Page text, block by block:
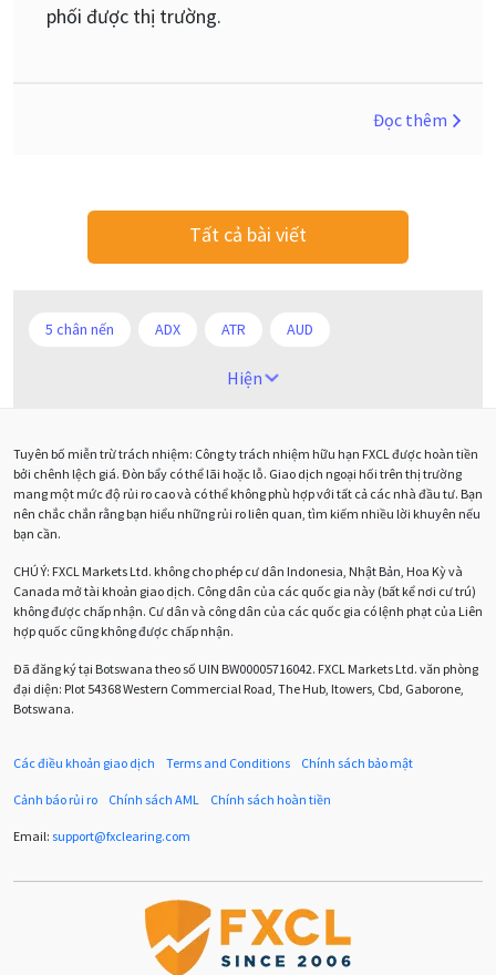
phối được thị trường.
Đọc thêm
Tất cả bài viết
5 chân nến ADX ATR AUD
Android
Bảng Anh Bảng lương phi nông nghiệp CAD
CHF COVI-19 COVID-19 CPI Charles Dow
Chuyên gia cố vấn Chuyên gia tư vấn
Con số xu hướng Các mức Fibonacci Cắt lỗ
Dừng lại Dừng lỗ
EUR / AUD EUR / USD
EURJPY EURUSD Euro
Hiện
Tuyên bố miễn trừ trách nhiệm: Công ty trách nhiệm hữu hạn FXCL được hoàn tiền
bởi chênh lệch giá. Đòn bẩy có thể lãi hoặc lỗ. Giao dịch ngoại hối trên thị trường
mang một mức độ rủi ro cao và có thể không phù hợp với tất cả các nhà đầu tư. Bạn
nên chắc chắn rằng bạn hiểu những rủi ro liên quan, tìm kiếm nhiều lời khuyên nếu
bạn cần.
CHÚ Ý: FXCL Markets Ltd. không cho phép cư dân Indonesia, Nhật Bản, Hoa Kỳ và
Canada mở tài khoản giao dịch. Công dân của các quốc gia này (bất kể nơi cư trú)
không được chấp nhận. Cư dân và công dân của các quốc gia có lệnh phạt của Liên
hợp quốc cũng không được chấp nhận.
Đã đăng ký tại Botswana theo số UIN BW00005716042. FXCL Markets Ltd. văn phòng
đại diện: Plot 54368 Western Commercial Road, The Hub, Itowers, Cbd, Gaborone,
Botswana.
Các điều khoản giao dịch Terms and Conditions Chính sách bảo mật
Cảnh báo rủi ro Chính sách AML Chính sách hoàn tiền
Email: support@fxclearing.com